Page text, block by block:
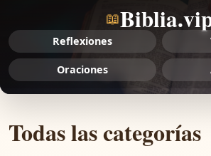
📖
Reflexiones
Oraciones
Todas las categorías